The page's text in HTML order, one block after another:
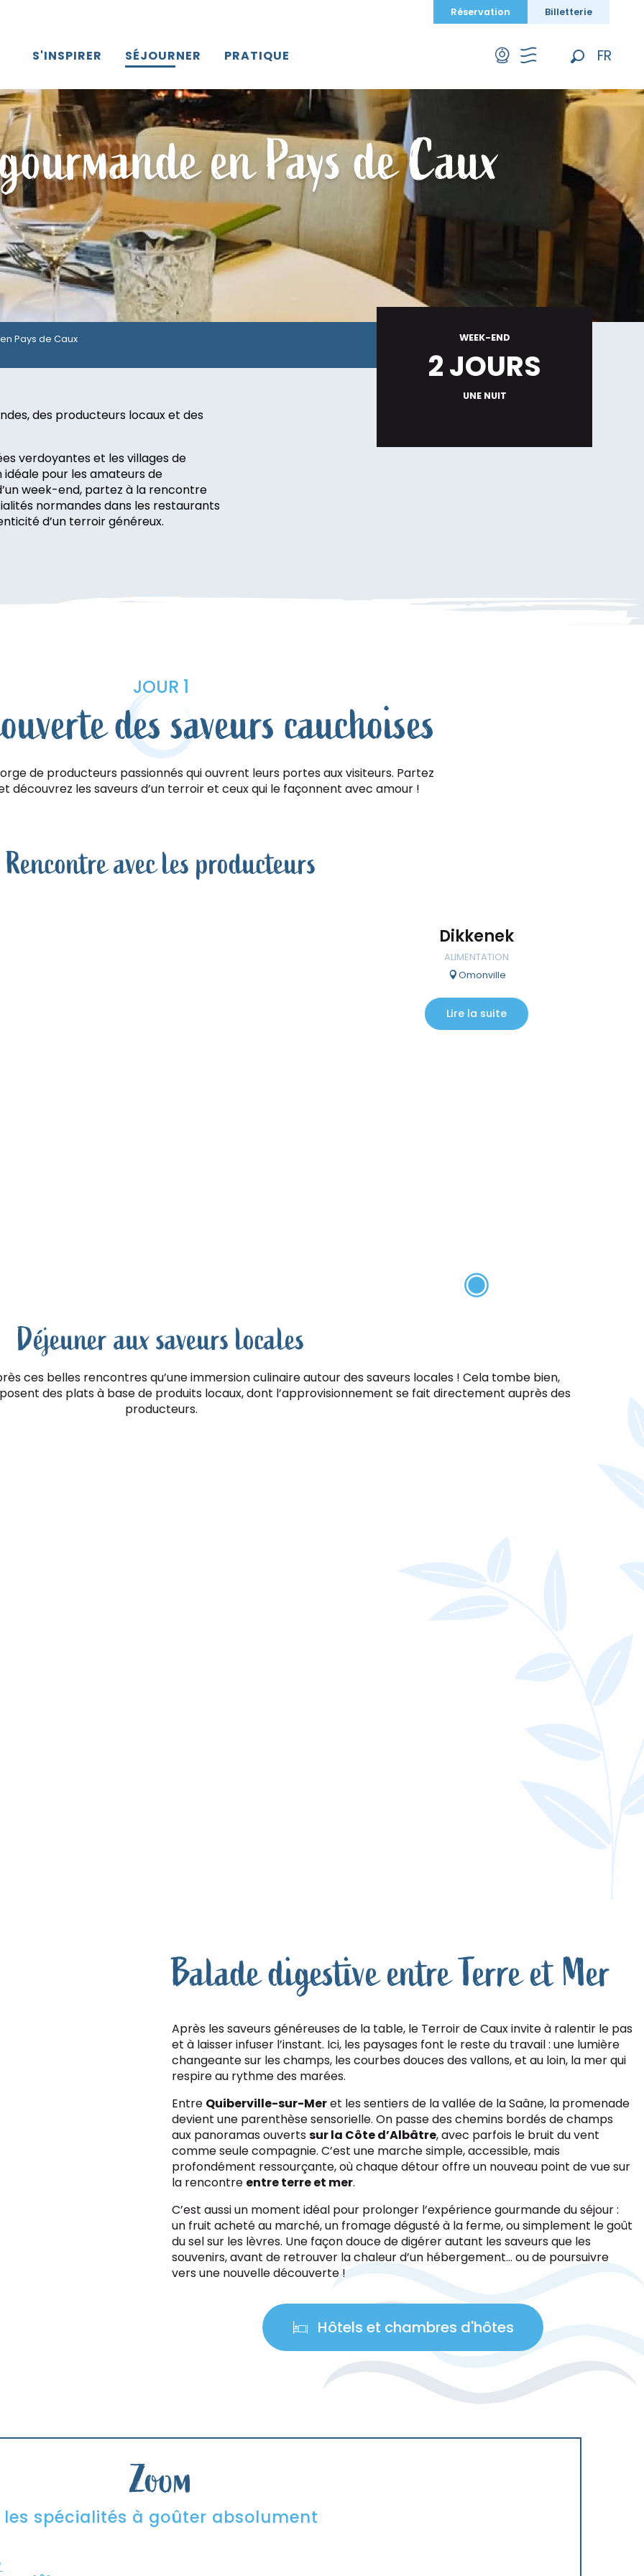
FR
DE
Réservation Billetterie
S'INSPIRER SÉJOURNER PRATIQUE
en Pays de Caux
Pays de Caux
des producteurs locaux et des
verdoyantes et les villages de
pour les amateurs de
week-end, partez à la rencontre
normandes dans les restaurants
d’un terroir généreux.
WEEK-END
2 JOURS
UNE NUIT
JOUR 1
des saveurs cauchoises
de producteurs passionnés qui ouvrent leurs portes aux visiteurs. Partez
découvrez les saveurs d’un terroir et ceux qui le façonnent avec amour !
Rencontre avec les producteurs
Dikkenek
ALIMENTATION
Omonville
Lire la suite
Déjeuner aux saveurs locales
ces belles rencontres qu’une immersion culinaire autour des saveurs locales ! Cela tombe bien,
des plats à base de produits locaux, dont l’approvisionnement se fait directement auprès des
producteurs.
Balade digestive entre Terre et Mer
Après les saveurs généreuses de la table, le Terroir de Caux invite à ralentir le pas
et à laisser infuser l’instant. Ici, les paysages font le reste du travail : une lumière
changeante sur les champs, les courbes douces des vallons, et au loin, la mer qui
respire au rythme des marées.
Entre Quiberville-sur-Meret les sentiers de la vallée de la Saâne, la promenade
devient une parenthèse sensorielle. On passe des chemins bordés de champs
aux panoramas ouvertssur la Côte d’Albâtre, avec parfois le bruit du vent
comme seule compagnie. C’est une marche simple, accessible, mais
profondément ressourçante, où chaque détour offre un nouveau point de vue sur
la rencontre entre terre et mer.
C’est aussi un moment idéal pour prolonger l’expérience gourmande du séjour :
un fruit acheté au marché, un fromage dégusté à la ferme, ou simplement le goût
du sel sur les lèvres. Une façon douce de digérer autant les saveurs que les
souvenirs, avant de retrouver la chaleur d’un hébergement… ou de poursuivre
vers une nouvelle découverte !
Hôtels et chambres d'hôtes
Zoom
les spécialités à goûter absolument